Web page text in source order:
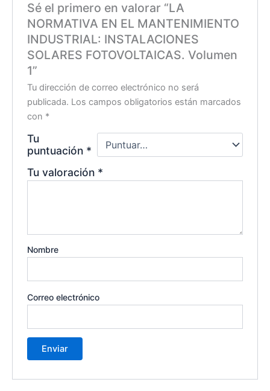
Sé el primero en valorar “LA
NORMATIVA EN EL MANTENIMIENTO
INDUSTRIAL: INSTALACIONES
SOLARES FOTOVOLTAICAS. Volumen
1”
Tu dirección de correo electrónico no será
publicada. Los campos obligatorios están marcados
con *
Tu
puntuación *
Tu valoración *
Nombre
Correo electrónico